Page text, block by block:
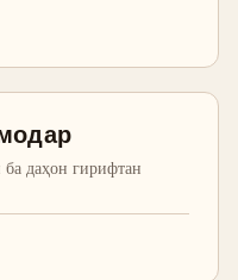
даҳон гирифтан